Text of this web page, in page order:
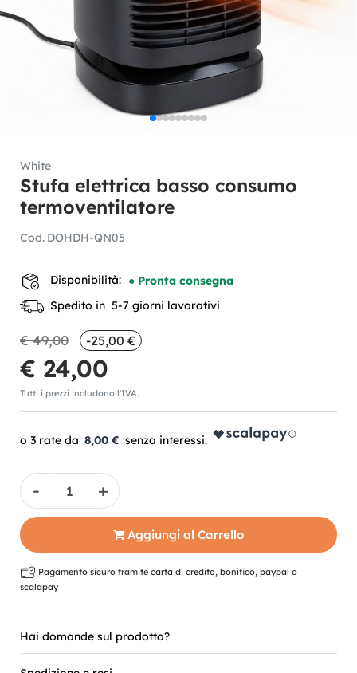
White
Stufa elettrica basso consumo
termoventilatore
Cod. DOHDH-QN05
Disponibilità: ● Pronta consegna
Spedito in 5-7 giorni lavorativi
€ 49,00 -25,00 €
€ 24,00
Tutti i prezzi includono l'IVA.
8,00 €
Quantità
Aggiungi al Carrello
Pagamento sicuro tramite carta di credito, bonifico, paypal o
scalapay
Hai domande sul prodotto?